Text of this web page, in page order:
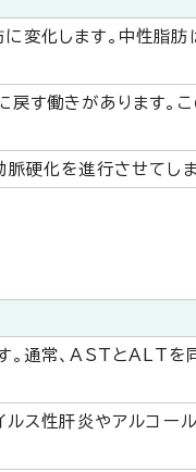
変化します。中性脂肪
戻す働きがあります。
硬化を進行させてしま
。通常、ASTとALTを
ルス性肝炎やアルコー